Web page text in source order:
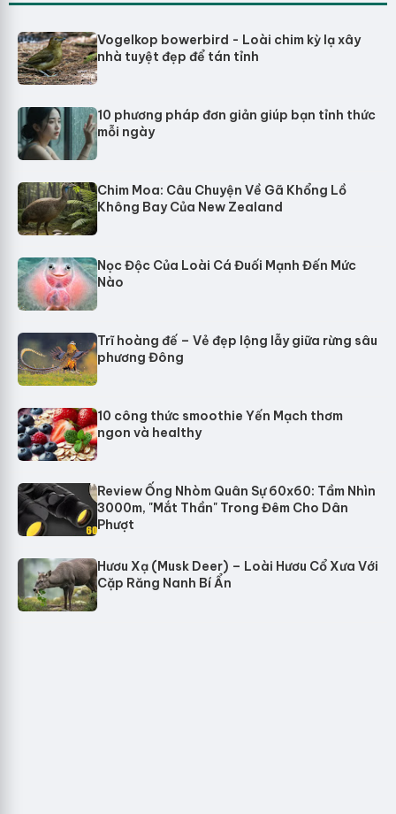
Vogelkop bowerbird - Loài chim kỳ lạ xây
nhà tuyệt đẹp để tán tỉnh
10 phương pháp đơn giản giúp bạn tỉnh thức
mỗi ngày
Chim Moa: Câu Chuyện Về Gã Khổng Lồ
Không Bay Của New Zealand
Nọc Độc Của Loài Cá Đuối Mạnh Đến Mức
Nào
Trĩ hoàng đế – Vẻ đẹp lộng lẫy giữa rừng sâu
phương Đông
10 công thức smoothie Yến Mạch thơm
ngon và healthy
Review Ống Nhòm Quân Sự 60x60: Tầm Nhìn
3000m, "Mắt Thần" Trong Đêm Cho Dân
Phượt
Hươu Xạ (Musk Deer) – Loài Hươu Cổ Xưa Với
Cặp Răng Nanh Bí Ẩn